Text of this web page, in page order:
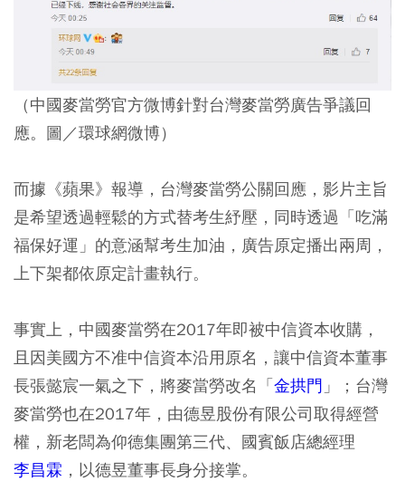
（中國麥當勞官方微博針對台灣麥當勞廣告爭議回
應。圖／環球網微博）
而據《蘋果》報導，台灣麥當勞公關回應，影片主旨
是希望透過輕鬆的方式替考生紓壓，同時透過「吃滿
福保好運」的意涵幫考生加油，廣告原定播出兩周，
上下架都依原定計畫執行。
事實上，中國麥當勞在2017年即被中信資本收購，
且因美國方不准中信資本沿用原名，讓中信資本董事
長張懿宸一氣之下，將麥當勞改名「金拱門 」；台灣
麥當勞也在2017年，由德昱股份有限公司取得經營
權，新老闆為仰德集團第三代、國賓飯店總經理
李昌霖 ，以德昱董事長身分接掌。